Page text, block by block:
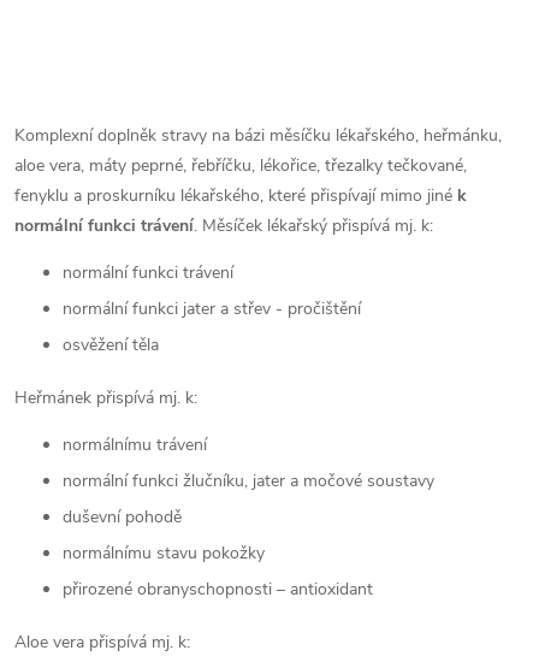
Komplexní doplněk stravy na bázi měsíčku lékařského, heřmánku,
aloe vera, máty peprné, řebříčku, lékořice, třezalky tečkované,
fenyklu a proskurníku lékařského, které přispívají mimo jiné k
normální funkci trávení. Měsíček lékařský přispívá mj. k:
normální funkci trávení
normální funkci jater a střev - pročištění
osvěžení těla
Heřmánek přispívá mj. k:
normálnímu trávení
normální funkci žlučníku, jater a močové soustavy
duševní pohodě
normálnímu stavu pokožky
přirozené obranyschopnosti – antioxidant
Aloe vera přispívá mj. k: